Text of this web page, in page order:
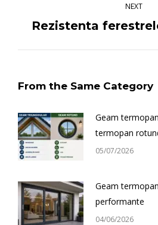
NEXT
Next
Rezistenta
From the Same Category
Geam
termopan
05/07/2026
Geam
performante
04/06/2026